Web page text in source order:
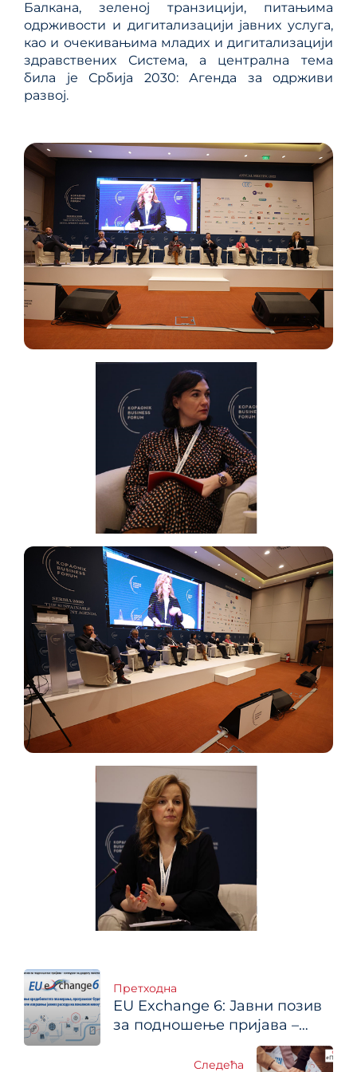
Балкана, зеленој транзицији, питањима
одрживости и дигитализацији јавних услуга,
као и очекивањима младих и дигитализацији
здравствених Система, а централна тема
била је Србија 2030: Агенда за одрживи
развој.
Кретање
чланка
Претходна
EU Exchange 6: Јавни позив
за подношење пријава –
конкурси за доделу пакета
подршке за: израду планова
Следећа